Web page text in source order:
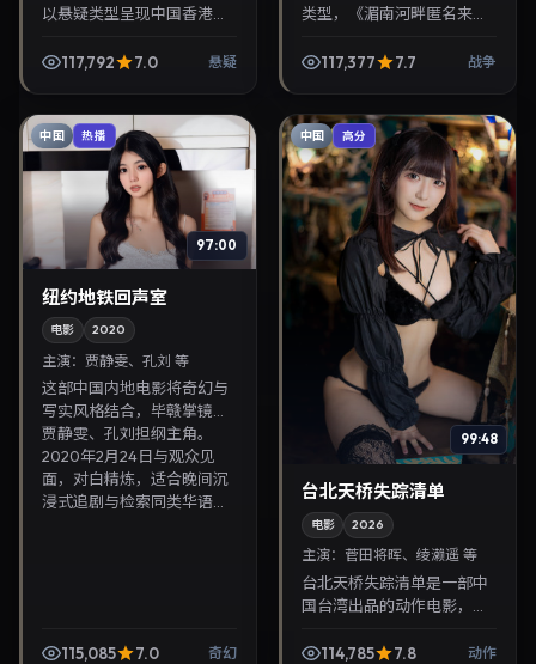
以悬疑类型呈现中国香港当
演菅田将晖、郑裕美。2026
117,792 7.0 悬疑
类型，《湄南河畔匿名来
妻夫木聪、易烊千玺主演，
117,377 7.7 战争
中国 热播
97:00
纽约地铁回声室
电影 2020
主演： 贾静雯、孔刘 等
这部中国内地电影将奇幻与
写实风格结合，毕赣掌镜，
贾静雯、孔刘担纲主角。
2020年2月24日与观众见
面，对白精炼，适合晚间沉
浸式追剧与检索同类华语...
115,085 7.0 奇幻
中国 高分
99:48
台北天桥失踪清单
电影 2026
主演：菅田将晖、绫濑遥 等
台北天桥失踪清单是一部中
国台湾出品的动作电影，陈
遥等主演，2026年12月6日
114,785 7.8 动作